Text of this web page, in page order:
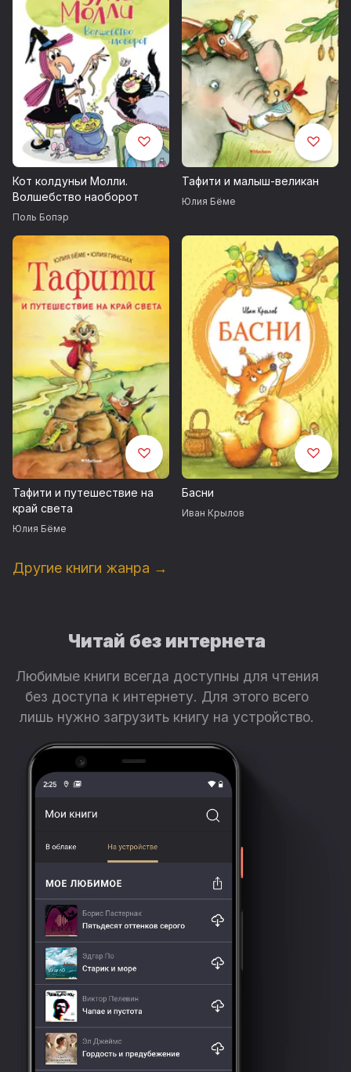
Кот колдуньи Молли.
Волшебство наоборот
Поль Бопэр
Тафити и малыш-великан
Юлия Бёме
Тафити и путешествие на
край света
Юлия Бёме
Басни
Иван Крылов
Другие книги жанра →
Читай без интернета
Любимые книги всегда доступны для чтения
без доступа к интернету. Для этого всего
лишь нужно загрузить книгу на устройство.